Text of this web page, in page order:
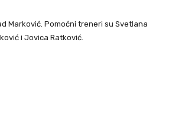
Marković. Pomoćni treneri su Svetlana
i Jovica Ratković.